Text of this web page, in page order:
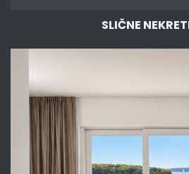
SLIČNE